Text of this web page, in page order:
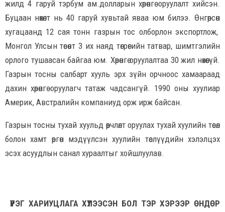
жилд 4 гаруй тэрбум ам.долларын хөрөнгө оруулалт хийсэн.
Буцаан нөхөлт нь 40 гаруй хувьтай яваа юм билээ. Өнгөрсөн
хугацаанд 12 сая тонн газрын тос олборлон экспортлож,
Монгол Улсын төсөвт 3 их наяд төгрөгийн татвар, шимтгэлийн
орлого тушаасан байгаа юм. Хөрөнгө оруулалтаа 30 жил нөхөөгүй.
Газрын тосны салбарт хууль эрх зүйн орчноос хамаараад
дахин хөрөнгө оруулагч татаж чадсангүй. 1990 оны хуулиар
Америк, Австралийн компаниуд орж ирж байсан.
Газрын тосны тухай хуульд өөрчлөлт оруулах тухай хуулийн төсөл
болон хамт өргөн мэдүүлсэн хуулийн төслүүдийн хэлэлцэх
эсэх асуудлын санал хураалтыг хойшлуулав.
ҮҮРЭГ ХАРИУЦЛАГА ХҮЛЭЭСЭН БОЛ ТЭР ХЭРЭЭР ӨНДӨР